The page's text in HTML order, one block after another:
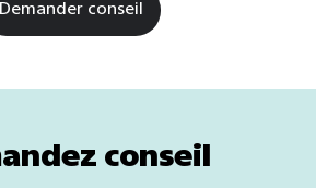
Demander conseil
conseil